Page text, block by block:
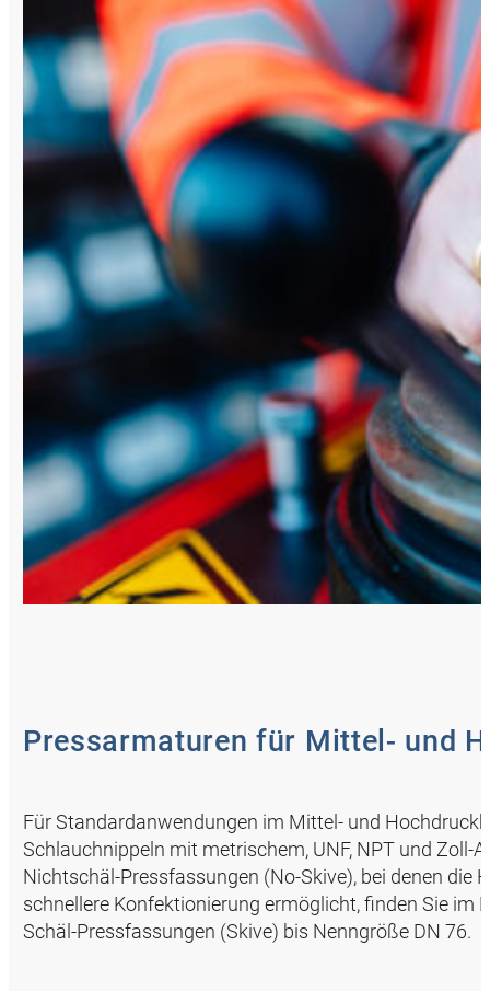
Pressarmaturen für Mittel- und
Für Standardanwendungen im Mittel- und
Schlauchnippeln mit metrischem, UNF, NPT und Zoll-
Nichtschäl-Pressfassungen (No-Skive), bei denen die
schnellere Konfektionierung ermöglicht, finden Sie im
Schäl-Pressfassungen (Skive) bis Nenngröße DN 76.